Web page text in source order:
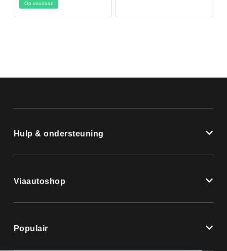
Op voorraad
Hulp & ondersteuning
Viaautoshop
Populair